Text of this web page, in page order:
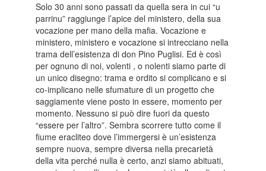
Solo 30 anni sono passati da quella sera in cui “u
parrinu” raggiunge l’apice del ministero, della sua
vocazione per mano della mafia. Vocazione e
ministero, ministero e vocazione si intrecciano nella
trama dell’esistenza di don Pino Puglisi. Ed è così
per ognuno di noi, volenti , o nolenti siamo parte di
un unico disegno: trama e ordito si complicano e si
co-implicano nelle sfumature di un progetto che
saggiamente viene posto in essere, momento per
momento. Nessuno si può dire fuori da questo
“essere per l’altro”. Sembra scorrere tutto come il
fiume eracliteo dove l’immergersi è un’esistenza
sempre nuova, sempre diversa nella precarietà
della vita perché nulla è certo, anzi siamo abituati,